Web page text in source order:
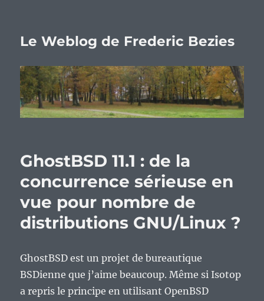
Le Weblog de Frederic Bezies
GhostBSD 11.1 : de la
concurrence sérieuse en
vue pour nombre de
distributions GNU/Linux ?
GhostBSD est un projet de bureautique
BSDienne que j’aime beaucoup. Même si Isotop
a repris le principe en utilisant OpenBSD